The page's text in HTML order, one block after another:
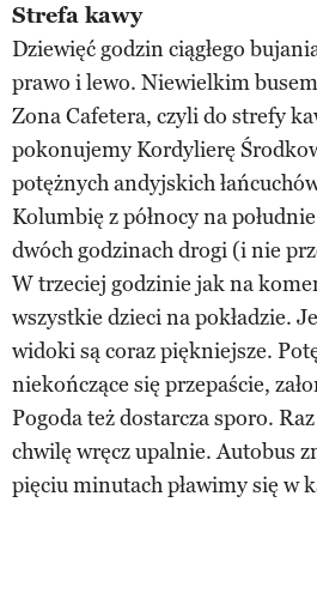
Strefa kawy
Dziewięć godzin ciągłego
prawo i lewo. Niewielkim
Zona Cafetera, czyli do strefy
pokonujemy Kordylierę
potężnych andyjskich
Kolumbię z północy na
dwóch godzinach drogi (i nie
W trzeciej godzinie jak na
wszystkie dzieci na pokładzie.
widoki są coraz piękniejsze.
niekończące się przepaście,
Pogoda też dostarcza sporo.
chwilę wręcz upalnie. Autobus
pięciu minutach pławimy się w